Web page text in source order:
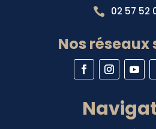
 02 57 52
Nos réseaux